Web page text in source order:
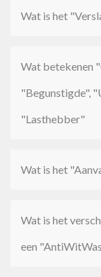
Wat is het
Wat betekenen
"Begunstigde",
"Lasthebber"
Wat is het
Wat is het
een